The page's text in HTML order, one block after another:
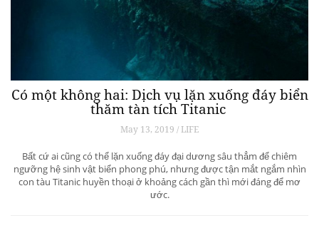
Hồ Inle ở Myanmar và 5 khách sạn mà bạn
không nên bỏ qua
May 18, 2019 / LIFE
Hồ Inle chắc chắn sẽ là một trong những điểm đến hấp dẫn nhất ở
Đông Nam Á với khung cảnh mê hoặc và hùng vĩ như một bức tranh.